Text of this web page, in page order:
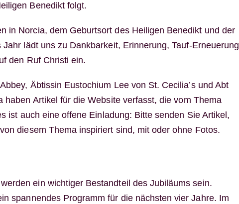
Benedikt folgt.
in Norcia, dem Geburtsort des Heiligen Benedikt und der
lädt uns zu Dankbarkeit, Erinnerung, Tauf-Erneuerung
den Ruf Christi ein.
Äbtissin Eustochium Lee von St. Cecilia’s und Abt
haben Artikel für die Website verfasst, die vom Thema
ist auch eine offene Einladung: Bitte senden Sie Artikel,
diesem Thema inspiriert sind, mit oder ohne Fotos.
ein wichtiger Bestandteil des Jubiläums sein.
spannendes Programm für die nächsten vier Jahre. Im